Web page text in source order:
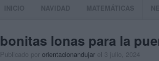
INICIO NAVIDAD MATEMÁTICAS
bonitas lonas para la
Publicado por orientacionandujar el 3 julio, 2024